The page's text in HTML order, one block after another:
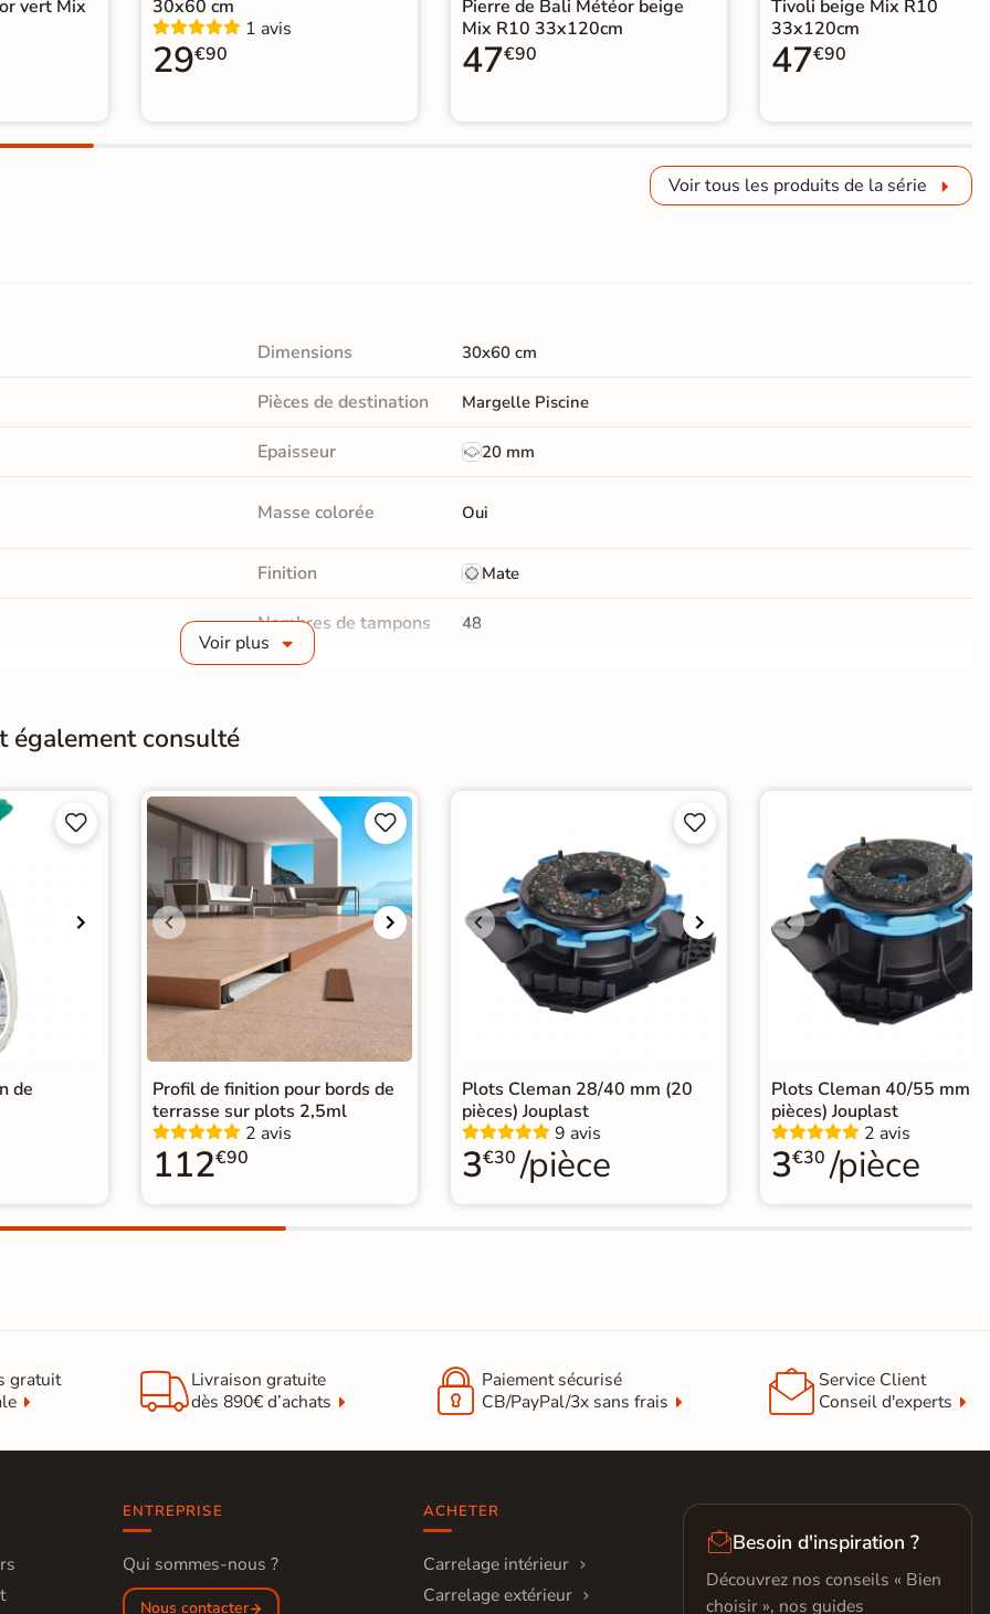
vert Mix
30x60 cm
1 avis
29€90
Pierre de Bali Météor beige
Mix R10 33x120cm
47€90
Tivoli beige Mix R10
33x120cm
47€90
Voir tous les produits de la série
Dimensions 30x60 cm
Pièces de destination Margelle Piscine
Epaisseur 20 mm
Masse colorée Oui
Finition Mate
Nombres de tampons 48
Conditionnement
Voir plus
également consulté


de


Profil de finition pour bords de
terrasse sur plots 2,5ml
2 avis
112€90


Plots Cleman 28/40 mm (20
pièces) Jouplast
9 avis
3€30 /pièce
Plots Cleman 40/55 mm
pièces) Jouplast
2 avis
3€30 /pièce
gratuit
Livraison gratuite
dès 890€ d’achats
 Paiement sécurisé
CB/PayPal/3x sans frais
 Service Client
Conseil d'experts
ENTREPRISE
Qui sommes-nous ?
Nous contacter
ACHETER
Carrelage intérieur
Carrelage extérieur
Besoin d'inspiration ?
Découvrez nos conseils « Bien
choisir », nos guides